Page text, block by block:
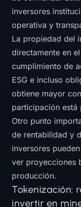
inversores
operativa y
La propiedad del
directamente en
cumplimiento de
ESG e incluso
obtiene mayor
participación está
Otro punto
de rentabilidad y
inversores
ver proyecciones
producción.
Tokenización:
invertir en